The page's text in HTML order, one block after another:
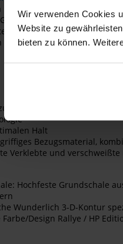
Wir verwenden Cookies
Website zu
bieten zu können.
herkömmlichem
Edle
Logo
Halt
Bezugsmaterial,
Verklebte und
Hochfeste Grundschale
Wunderlich 3-D-Kontur
Farbe/Design Rallye / HP